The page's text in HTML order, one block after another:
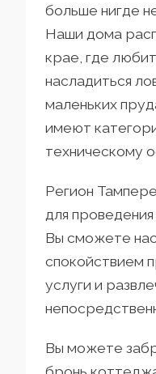
больше нигде
Наши дома
крае, где
насладиться
маленьких
имеют
техническому
Регион
для
Вы сможете
спокойствием
услуги и
Вы можете